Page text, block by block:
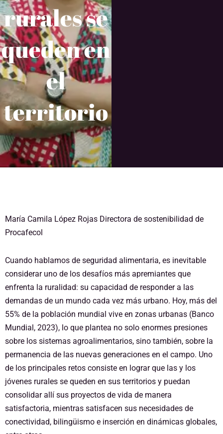
rurales se
queden en
el
territorio
María Camila López Rojas Directora de sostenibilidad de
Procafecol
Cuando hablamos de seguridad alimentaria, es inevitable
considerar uno de los desafíos más apremiantes que
enfrenta la ruralidad: su capacidad de responder a las
demandas de un mundo cada vez más urbano. Hoy, más del
55% de la población mundial vive en zonas urbanas (Banco
Mundial, 2023), lo que plantea no solo enormes presiones
sobre los sistemas agroalimentarios, sino también, sobre la
permanencia de las nuevas generaciones en el campo. Uno
de los principales retos consiste en lograr que las y los
jóvenes rurales se queden en sus territorios y puedan
consolidar allí sus proyectos de vida de manera
satisfactoria, mientras satisfacen sus necesidades de
conectividad, bilingüismo e inserción en dinámicas globales,